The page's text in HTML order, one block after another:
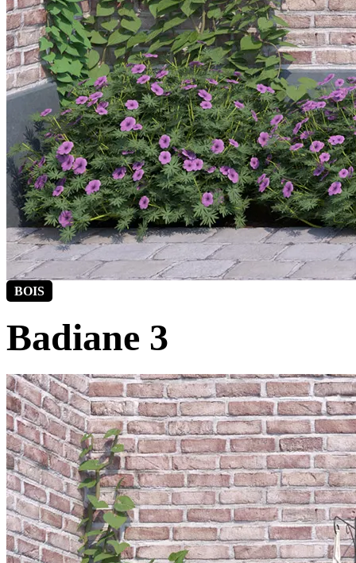
BOIS
Badiane 3